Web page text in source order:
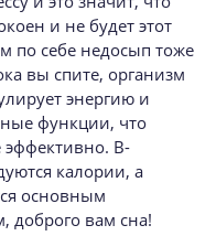
и не будет этот
по себе недосып тоже
вы спите, организм
энергию и
функции, что
эффективно. В-
калории, а
основным
доброго вам сна!